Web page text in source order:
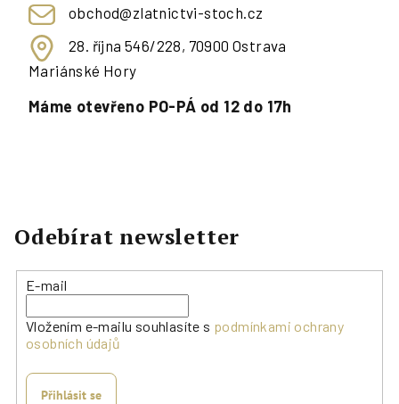
obchod@zlatnictvi-stoch.cz
28. října 546/228, 70900 Ostrava
Mariánské Hory
Máme otevřeno PO-PÁ od 12 do 17h
Odebírat newsletter
E-mail
Vložením e-mailu souhlasíte s podmínkami ochrany
osobních údajů
Přihlásit se